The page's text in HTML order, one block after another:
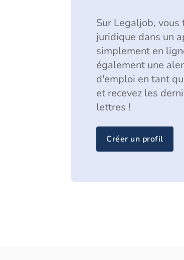
Sur Legaljob,
juridique dans un
simplement en
également une
d'emploi en tant
et recevez les
lettres !
Créer un profil